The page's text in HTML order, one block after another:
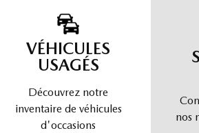
VÉHICULES
USAGÉS
Découvrez notre
inventaire de véhicules
d'occasions
nos